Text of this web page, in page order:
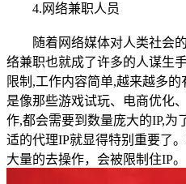
4.网络兼职人员
随着网络媒体对人类社会的
络兼职也就成了许多的人谋生
限制,工作内容简单,越来越多
是像那些游戏试玩、电商优化
作,都会需要到数量庞大的IP,为
适的代理IP就显得特别重要了
大量的去操作，会被限制住IP。